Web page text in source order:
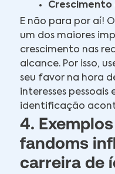
Crescimento
E não para por aí!
um dos maiores
crescimento nas
alcance. Por isso,
seu favor na hora
interesses pessoais
identificação
4.
fandoms
carreira de